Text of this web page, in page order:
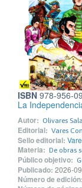
ISBN 978-956-
La
Autor: Olivares
Editorial: Vares
Sello editorial:
Materia: De obras
Público objetivo:
Publicado: 2026-
Número de edición: